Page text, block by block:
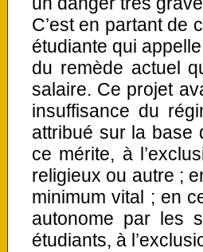
C’est en partant de
étudiante qui
du remède actuel
salaire. Ce projet
insuffisance du
attribué sur la base
ce mérite, à
religieux ou autre ;
minimum vital ; en
autonome par les
étudiants, à